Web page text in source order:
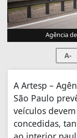
Agência
A-
A Artesp –
São Paulo
veículos
concedidas,